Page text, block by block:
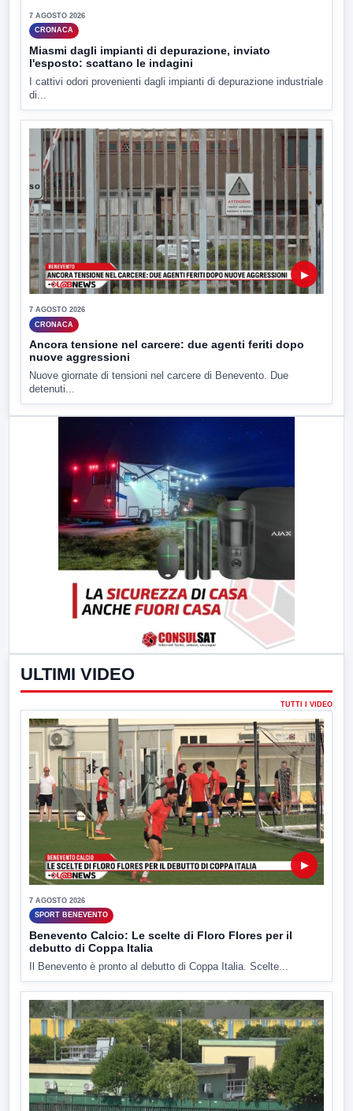
7 AGOSTO 2026
CRONACA
Miasmi dagli impianti di depurazione, inviato
l'esposto: scattano le indagini
I cattivi odori provenienti dagli impianti di depurazione industriale
di...
▶
7 AGOSTO 2026
CRONACA
Ancora tensione nel carcere: due agenti feriti dopo
nuove aggressioni
Nuove giornate di tensioni nel carcere di Benevento. Due
detenuti...
ULTIMI VIDEO
TUTTI I VIDEO
▶
7 AGOSTO 2026
SPORT BENEVENTO
Benevento Calcio: Le scelte di Floro Flores per il
debutto di Coppa Italia
Il Benevento è pronto al debutto di Coppa Italia. Scelte...